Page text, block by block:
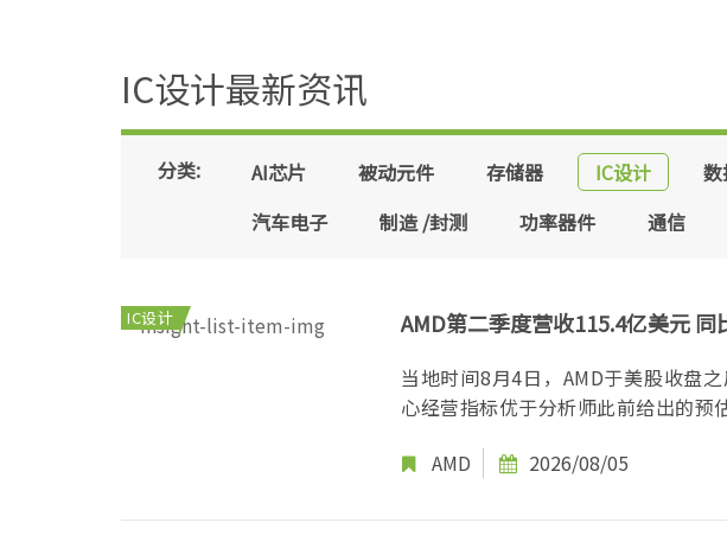
IC设计最新资讯
分类: AI芯片 被动元件 存储器 IC设计
汽车电子
制造 /封测 功率器件 通信
IC设计 AMD第二季度营收115.4亿美元 同
当地时间8月4日，AMD于美股收盘
心经营指标优于分析师此前给出的预
AMD
2026/08/05